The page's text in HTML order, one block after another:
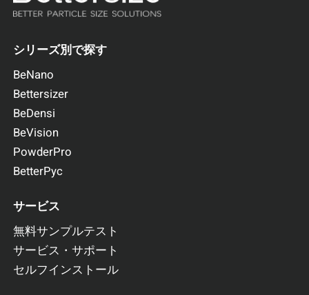
シリーズ別で探す
BeNano
Bettersizer
BeDensi
BeVision
PowderPro
BetterPyc
サービス
無料サンプルテスト
サービス・サポート
セルフインストール